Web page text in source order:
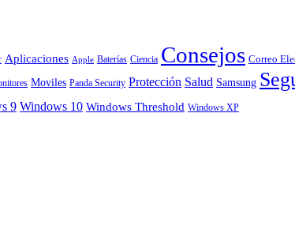
Aplicaciones Apple Baterías Ciencia Consejos Correo
Moviles Panda Security Protección Salud Samsung
9 Windows 10 Windows Threshold Windows XP